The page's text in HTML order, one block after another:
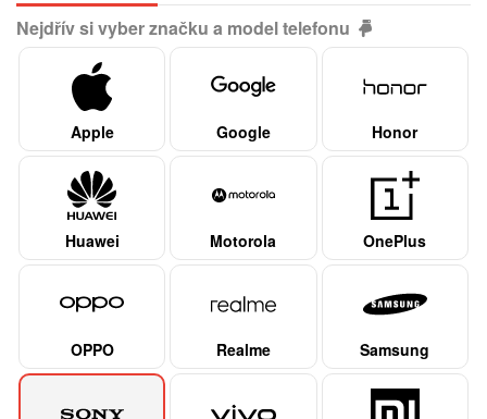
Nejdřív si vyber značku a model telefonu
Apple Google Honor
Huawei Motorola OnePlus
OPPO Realme Samsung